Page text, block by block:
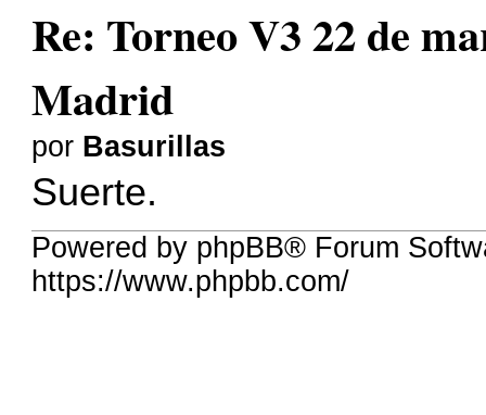
Re: Torneo V3 22 de
Madrid
por Basurillas
Suerte.
Powered by phpBB® Forum
https://www.phpbb.com/